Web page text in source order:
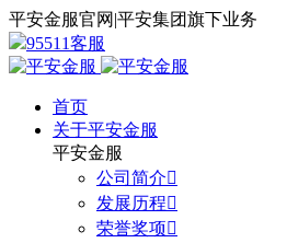
平安金服官网 |平安集团旗下业务
95511客服
首页
关于平安金服
平安金服
公司简介
发展历程
荣誉奖项